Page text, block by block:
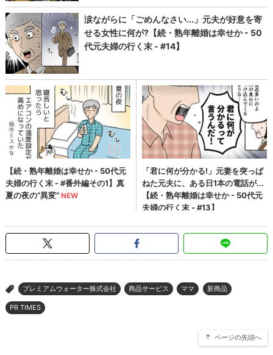
> プレミアムウォーター株式会社 商品サービス ママ 新商品
PR TIMES
ページの先頭へ